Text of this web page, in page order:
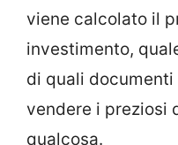
viene calcolato il
investimento,
di quali
vendere i preziosi
qualcosa.